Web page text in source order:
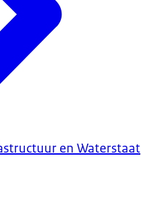
en Waterstaat